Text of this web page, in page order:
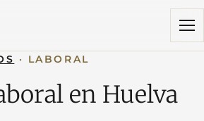
· LABORAL
en Huelva